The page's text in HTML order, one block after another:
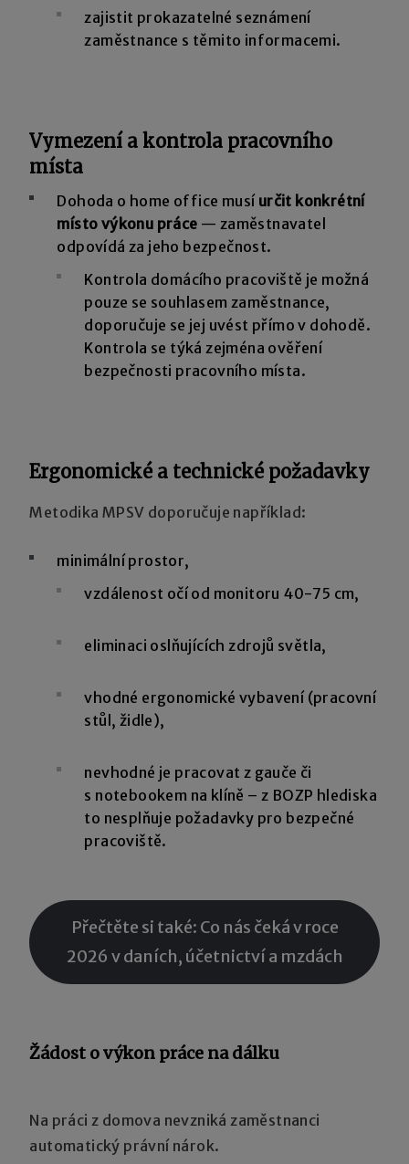
zajistit prokazatelné seznámení
zaměstnance s těmito informacemi.
Vymezení a kontrola pracovního
místa
Dohoda o home office musí určit konkrétní
místo výkonu práce — zaměstnavatel
odpovídá za jeho bezpečnost.
Kontrola domácího pracoviště je možná
pouze se souhlasem zaměstnance,
doporučuje se jej uvést přímo v dohodě.
Kontrola se týká zejména ověření
bezpečnosti pracovního místa.
Ergonomické a technické požadavky
Metodika MPSV doporučuje například:
minimální prostor,
vzdálenost očí od monitoru 40-75 cm,
eliminaci oslňujících zdrojů světla,
vhodné ergonomické vybavení (pracovní
stůl, židle),
nevhodné je pracovat z gauče či
s notebookem na klíně – z BOZP hlediska
to nesplňuje požadavky pro bezpečné
pracoviště.
Přečtěte si také: Co nás čeká v roce
2026 v daních, účetnictví a mzdách
Žádost o výkon práce na dálku
Na práci z domova nevzniká zaměstnanci
automatický právní nárok.